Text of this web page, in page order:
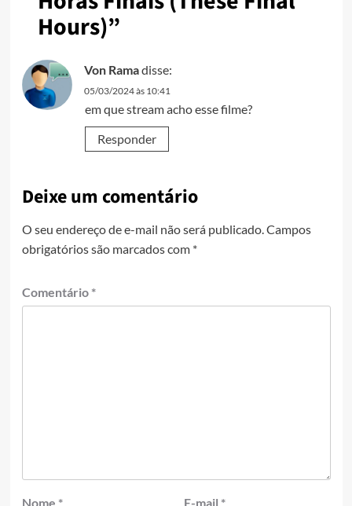
Hours)”
Von Ramadisse:
05/03/2024 às 10:41
em que stream acho esse filme?
Responder
Deixe um comentário
O seu endereço de e-mail não será publicado. Campos
obrigatórios são marcados com *
Comentário *
Nome * E-mail *